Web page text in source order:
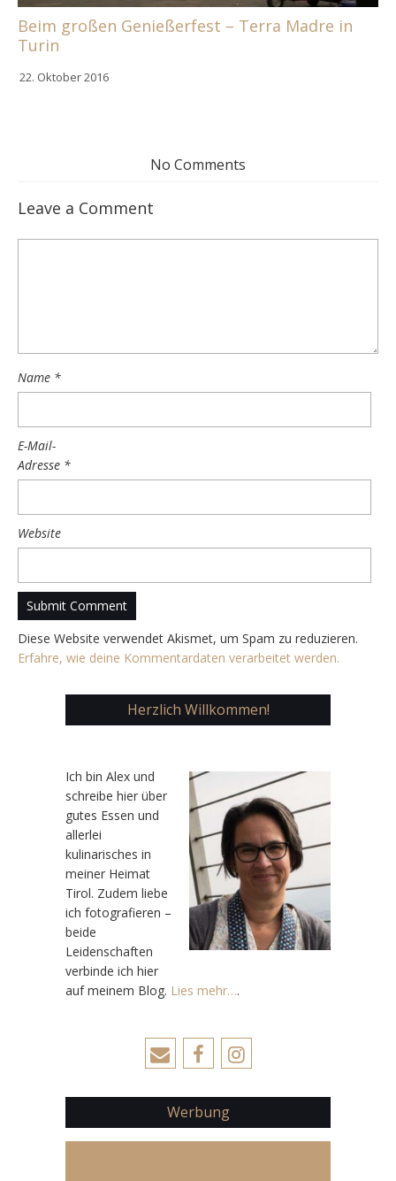
Beim großen Genießerfest – Terra Madre in
Turin
22. Oktober 2016
No Comments
Leave a Comment
Name *
E-Mail-
Adresse *
Website
Diese Website verwendet Akismet, um Spam zu reduzieren.
Erfahre, wie deine Kommentardaten verarbeitet werden.
Herzlich Willkommen!
Ich bin Alex und
schreibe hier über
gutes Essen und
allerlei
kulinarisches in
meiner Heimat
Tirol. Zudem liebe
ich fotografieren –
beide
Leidenschaften
verbinde ich hier
auf meinem Blog. Lies mehr….
Werbung